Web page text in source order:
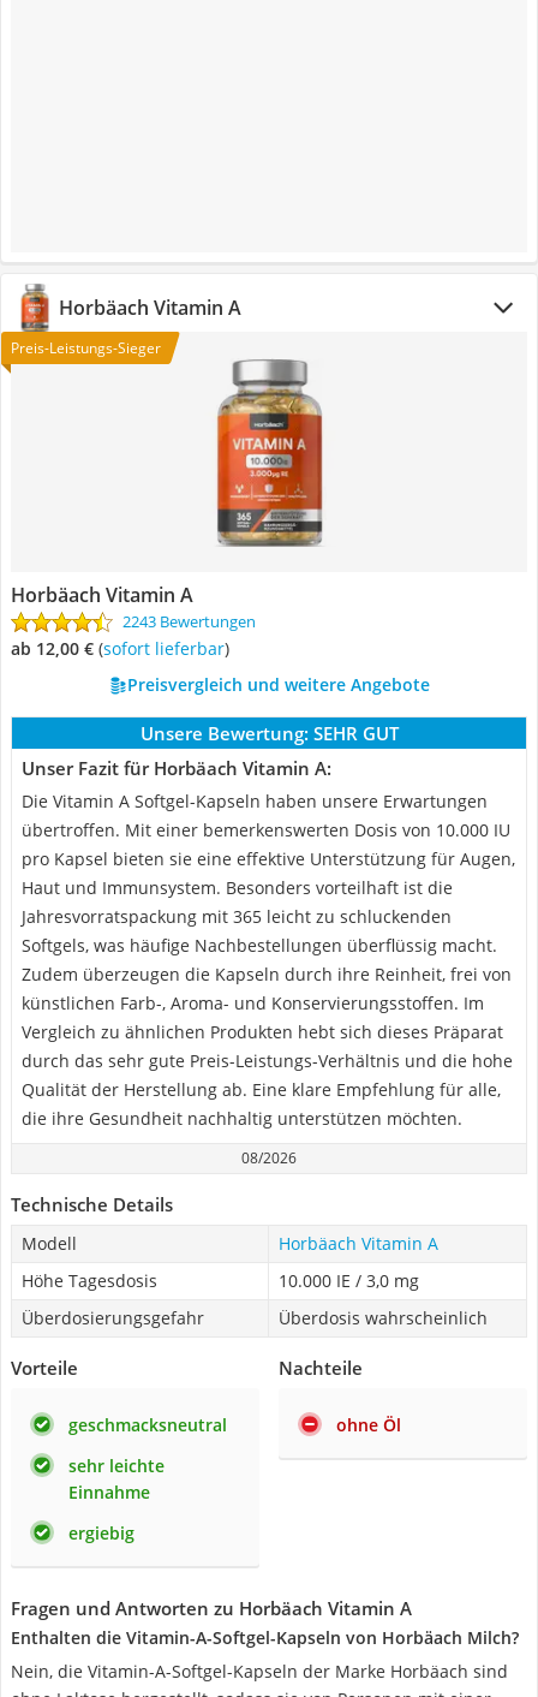
Horbäach Vitamin A
Preis-Leistungs-Sieger
Horbäach Vitamin A
2243 Bewertungen
ab 12,00 € ( Sofort lieferbar)
Preisvergleich und weitere Angebote
Unsere Bewertung: SEHR GUT
Unser Fazit für Horbäach Vitamin A:
Die Vitamin A Softgel-Kapseln haben unsere Erwartungen
übertroffen. Mit einer bemerkenswerten Dosis von 10.000 IU
pro Kapsel bieten sie eine effektive Unterstützung für Augen,
Haut und Immunsystem. Besonders vorteilhaft ist die
Jahresvorratspackung mit 365 leicht zu schluckenden
Softgels, was häufige Nachbestellungen überflüssig macht.
Zudem überzeugen die Kapseln durch ihre Reinheit, frei von
künstlichen Farb-, Aroma- und Konservierungsstoffen. Im
Vergleich zu ähnlichen Produkten hebt sich dieses Präparat
durch das sehr gute Preis-Leistungs-Verhältnis und die hohe
Qualität der Herstellung ab. Eine klare Empfehlung für alle,
die ihre Gesundheit nachhaltig unterstützen möchten.
08/2026
Technische Details
Modell
Horbäach Vitamin A
Höhe Tagesdosis
10.000 IE / 3,0 mg
Überdosierungsgefahr
Überdosis wahrscheinlich
Vorteile
geschmacksneutral
sehr leichte
Einnahme
ergiebig
Nachteile
ohne Öl
Fragen und Antworten zu Horbäach Vitamin A
Enthalten die Vitamin-A-Softgel-Kapseln von Horbäach Milch?
Nein, die Vitamin-A-Softgel-Kapseln der Marke Horbäach sind